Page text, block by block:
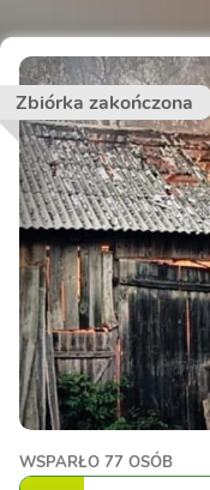
Zbiórka zakończona
WSPARŁO 77 OSÓB